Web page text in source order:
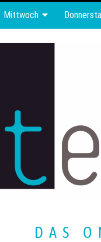
Mittwoch
DAS